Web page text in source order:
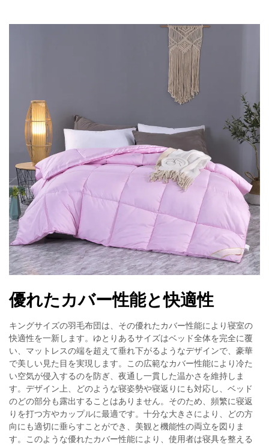
優れたカバー性能と快適性
キングサイズの羽毛布団は、その優れたカバー性能により寝室の
快適性を一新します。ゆとりあるサイズはベッド全体を完全に覆
い、マットレスの端を超えて垂れ下がるようなデザインで、豪華
で美しい見た目を実現します。この広範なカバー性能により冷た
い空気が侵入するのを防ぎ、夜通し一貫した温かさを維持しま
す。デザイン上、どのような寝姿勢や寝返りにも対応し、ベッド
のどの部分も露出することはありません。そのため、頻繁に寝返
りを打つ方やカップルに最適です。十分な大きさにより、どの方
向にも適切に垂らすことができ、美観と機能性の両立を図りま
す。このような優れたカバー性能により、使用者は寝具を整える